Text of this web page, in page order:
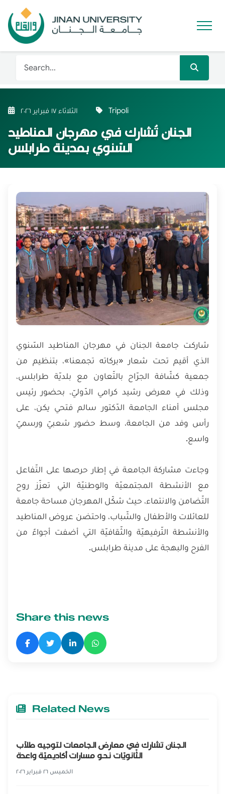
Tripoli
الجنان تُشارك في مهرجان المناطيد
السّنوي بمدينة طرابلس
شاركت جامعة الجنان في مهرجان المناطيد السّنوي
الذي أقيم تحت شعار «بركاته تجمعنا»، بتنظيم من
جمعية كشّافة الجرّاح بالتّعاون مع بلديّة طرابلس،
وذلك في معرض رشيد كرامي الدّوليّ، بحضور رئيس
مجلس أمناء الجامعة الدّكتور سالم فتحي يكن، على
رأس وفد من الجامعة، وسط حضور شعبيّ ورسميّ
واسع.
وجاءت مشاركة الجامعة في إطار حرصها على التّفاعل
مع الأنشطة المجتمعيّة والوطنيّة التي تعزّز روح
التّضامن والانتماء، حيث شكّل المهرجان مساحة جامعة
للعائلات والأطفال والشّباب، واحتضن عروض المناطيد
والأنشطة التّرفيهيّة والثّقافيّة التي أضفت أجواءً من
الفرح والبهجة على مدينة طرابلس.
Share this news
Related News
الجنان تشارك في معارض الجامعات لتوجيه طلّاب
الثّانويّات نحو مسارات أكاديميّة واعدة
الخميس ٢٦ فبراير ٢٠٢٦